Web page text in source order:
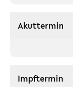
Akuttermin
Impftermin